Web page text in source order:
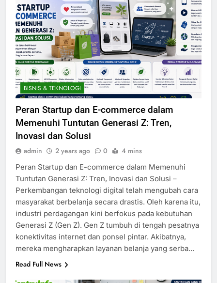
BISNIS & TEKNOLOGI
Peran Startup dan E-commerce dalam
Memenuhi Tuntutan Generasi Z: Tren,
Inovasi dan Solusi
admin 2 years ago 0 4 mins
Peran Startup dan E-commerce dalam Memenuhi
Tuntutan Generasi Z: Tren, Inovasi dan Solusi –
Perkembangan teknologi digital telah mengubah cara
masyarakat berbelanja secara drastis. Oleh karena itu,
industri perdagangan kini berfokus pada kebutuhan
Generasi Z (Gen Z). Gen Z tumbuh di tengah pesatnya
konektivitas internet dan ponsel pintar. Akibatnya,
mereka mengharapkan layanan belanja yang serba…
Read Full News